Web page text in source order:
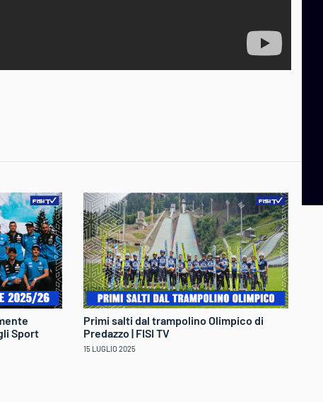
Sport
Primi salti dal trampolino Olimpico di
Predazzo | FISI TV
15 LUGLIO 2025